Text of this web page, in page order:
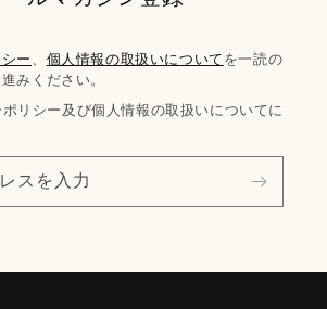
ー、 個人情報の取扱いについてを一読の
みください。
リシー及び個人情報の取扱いについてに
スを入力